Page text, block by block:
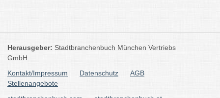
Herausgeber: Stadtbranchenbuch München Vertriebs
GmbH
Kontakt/Impressum
Datenschutz
AGB
Stellenangebote